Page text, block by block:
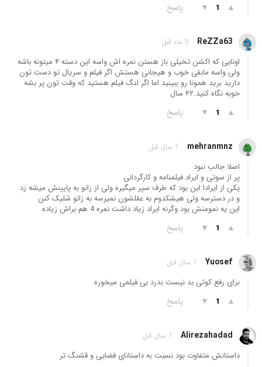
▲
1
▼ پاسخ
ReZZa63 9 ماه قبل
اونایی که اکشن تخیلی باز هستن نمره اش واسه این دسته ۴ میتونه باشه
ولی واسه مابقی خوب و هیجانی هستش.اگر فیلم و سریال تو دست تون
دارید برید همونا رو ببینید اما اگر لنگ فیلم هستید که وقت تون پر بشه
خوبه نگاه کنید.۴۲ سال
▲
1
▼ پاسخ
mehranmnz 1 سال قبل
اصلا جالب نبود
پر از سوتی و ایراد فیلمنامه و کارگردانی
یکی از ایرادا این بود که طرف سپر میگیره ولی از زانو به پایینش میشه زد
و در دسترسه ولی هیشکدوم به عقلشون نمیرسه به زانو شلیک کنن
این یه نمومنش بود وگرنه ایراد زیاد داشت نمره 4 هم براش زیاده
▲
1
▼ پاسخ
Yuosef 1 سال قبل
برای رفع کوتی بد نیست بدرد بی فیلمی میخوره
▲
1
▼ پاسخ
Alirezahadad 1 سال قبل
داستانش متفاوت بود نسبت به داستانای فضایی و قشنگ تر